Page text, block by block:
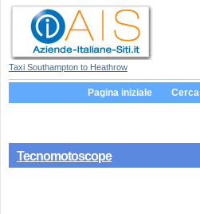
Taxi Southampton to Heathrow
Pagina iniziale Cerca
Tecnomotoscope